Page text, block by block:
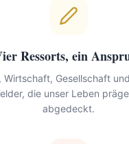
Ressorts, ein
Wirtschaft, Gesellschaft
die unser Leben
abgedeckt.